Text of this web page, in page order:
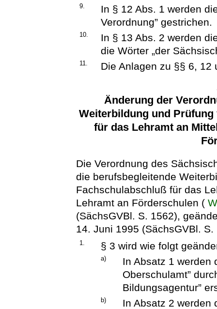
9.
In § 12 Abs. 1 werden
Verordnung” gestrichen.
10.
In § 13 Abs. 2 werden
die Wörter „der
11. Die Anlagen zu §§ 6, 12
Änderung der
Weiterbildung und
für das Lehramt an
Die Verordnung des
die berufsbegleitende
Fachschulabschluß für das
Lehramt an Förderschulen (
(SächsGVBl. S. 1562),
14. Juni 1995 (SächsGVBl.
1. § 3 wird wie folgt
a)
In Absatz 1 werden
Oberschulamt”
Bildungsagentur”
b)
In Absatz 2 werden